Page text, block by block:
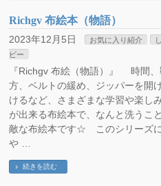
Richgv 布絵本（物語）
2023年12月5日 お気に入り紹介
ビー
『Richgv 布絵（物語）』 時間
方、ベルトの緩め、ジッパーを開
けるなど、さまざまな学習や楽し
が出来る布絵本で、なんと洗うこ
敵な布絵本です☆ このシリーズに
や …
続きを読む